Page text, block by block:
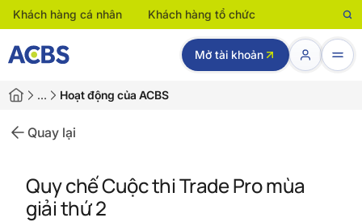
Khách hàng cá nhân Khách hàng tổ chức
Mở tài khoản
… Hoạt động của ACBS
Quay lại
Quy chế Cuộc thi Trade Pro mùa
giải thứ 2